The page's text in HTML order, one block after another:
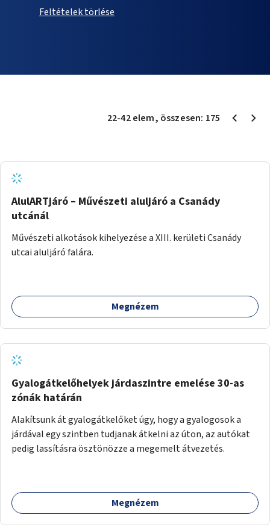
Feltételek törlése
22-42elem, összesen: 175
AlulARTjáró – Művészeti aluljáró a Csanády
utcánál
Művészeti alkotások kihelyezése a XIII. kerületi Csanády
utcai aluljáró falára.
Megnézem
Gyalogátkelőhelyek járdaszintre emelése 30-as
zónák határán
Alakítsunk át gyalogátkelőket úgy, hogy a gyalogosok a
járdával egy szintben tudjanak átkelni az úton, az autókat
pedig lassításra ösztönözze a megemelt átvezetés.
Megnézem